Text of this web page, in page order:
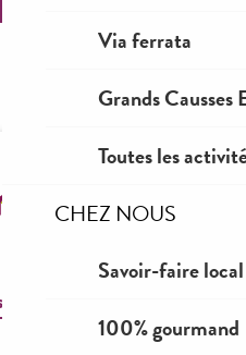
Via ferrata
Grands Causses
Toutes les
CHEZ NOUS
Savoir-faire local
100% gourmand
et dans les Gorges
& Handicap